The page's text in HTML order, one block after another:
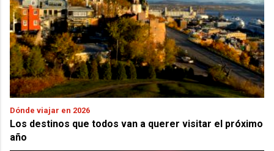
Dónde viajar en 2026
Los destinos que todos van a querer visitar el próximo
año